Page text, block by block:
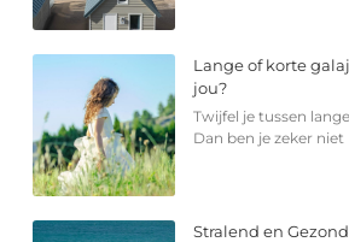
Lange of korte
jou?
Twijfel je tussen
Dan ben je zeker niet
Stralend en